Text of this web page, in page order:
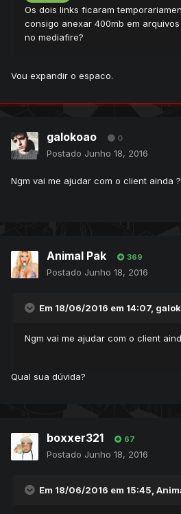
Os dois links ficaram
consigo anexar 400mb em
no mediafire?
Vou expandir o espaco.
galokoao 0
Postado Junho 18, 2016
Ngm vai me ajudar com o client ainda
Animal Pak 369
Postado Junho 18, 2016
Em 18/06/2016 em 14:07,
Ngm vai me ajudar com o client
Qual sua dúvida?
boxxer321 67
Postado Junho 18, 2016
Em 18/06/2016 em 15:45,